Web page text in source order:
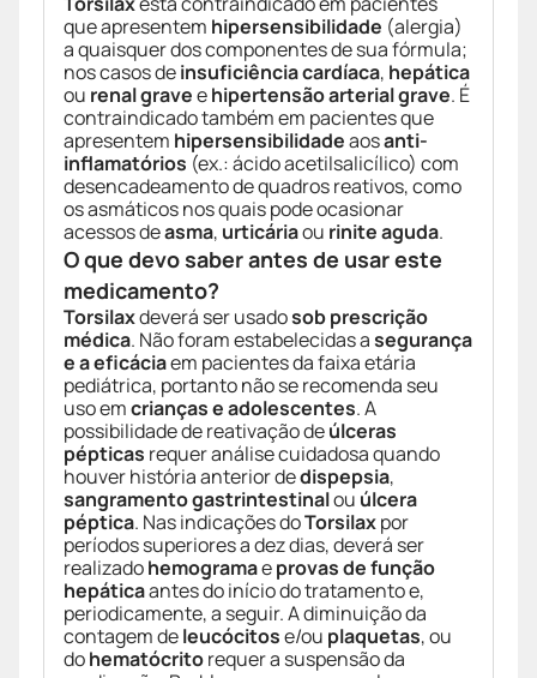
que apresentem hipersensibilidade (alergia)
a quaisquer dos componentes de sua fórmula;
nos casos deinsuficiência cardíaca, hepática
ou renal graveehipertensão arterial grave. É
contraindicado também em pacientes que
apresentem hipersensibilidadeaosanti-
inflamatórios (ex.: ácido acetilsalicílico) com
desencadeamento de quadros reativos, como
os asmáticos nos quais pode ocasionar
acessos deasma, urticáriaou rinite aguda.
O que devo saber antes de usar este
medicamento?
Torsilaxdeverá ser usadosob prescrição
médica. Não foram estabelecidas asegurança
e a eficáciaem pacientes da faixa etária
pediátrica, portanto não se recomenda seu
uso emcrianças e adolescentes. A
possibilidade de reativação deúlceras
pépticas requer análise cuidadosa quando
houver história anterior dedispepsia,
sangramento gastrintestinalou úlcera
péptica. Nas indicações doTorsilaxpor
períodos superiores a dez dias, deverá ser
realizadohemogramaeprovas de função
hepáticaantes do início do tratamento e,
periodicamente, a seguir. A diminuição da
contagem deleucócitose/ou plaquetas, ou
dohematócritorequer a suspensão da